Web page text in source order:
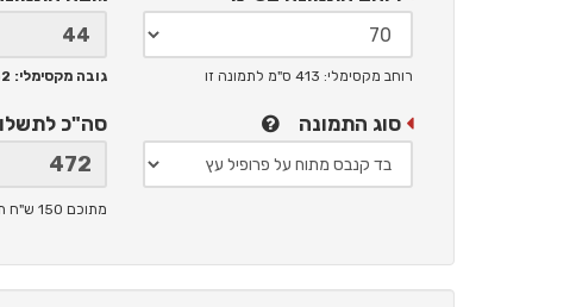
רוחב מקסימלי: 413 ס"מ לתמונה זו גובה מקסימלי: 262 ס"מ
סוג התמונה סה"כ
מתוכם 150 ש"ח תמלוגים ליוצר